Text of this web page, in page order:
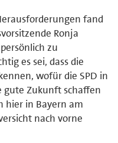
fand
Ronja
zu
es sei, dass die
wofür die SPD in
gute Zukunft schaffen
hier in Bayern am
nach vorne